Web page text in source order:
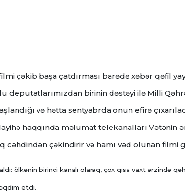
çəkib başa çatdırması barədə xəbər qəfil
deputatlarımızdan birinin dəstəyi ilə Milli
və hətta sentyabrda onun efirə
haqqında məlumat telekanalları Vətənin
cəhdindən çəkindirir və hamı vəd olunan filmi
ölkənin birinci kanalı olaraq, çox qısa vaxt ərzində
etdi.